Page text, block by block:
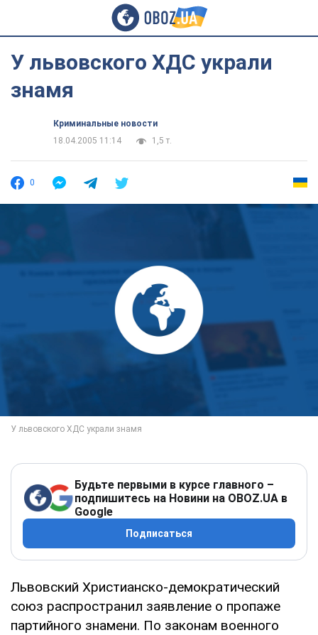
У львовского ХДС украли
знамя
Криминальные новости
18.04.2005 11:14
1,5 т.
0
Будьте первыми в курсе главного –
подпишитесь на Новини на OBOZ.UA в
Google
Подписаться
Львовский Христианско-демократический
союз распространил заявление о пропаже
партийного знамени. По законам военного